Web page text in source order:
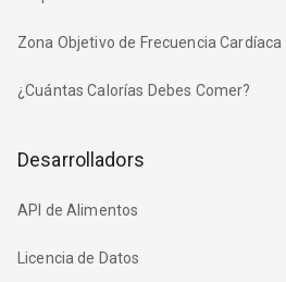
Zona Objetivo de Frecuencia Cardíaca
¿Cuántas Calorías Debes Comer?
Desarrolladors
API de Alimentos
Licencia de Datos